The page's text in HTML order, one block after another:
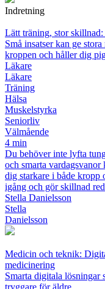
Indretning
Lätt träning, stor
Små insatser kan ge
kroppen och håller dig
Läkare
Läkare
Träning
Hälsa
Muskelstyrka
Seniorliv
Välmående
4 min
Du behöver inte lyfta
och smarta
dig starkare i både kropp
igång och gör skillnad
Stella Danielsson
Stella
Danielsson
Medicin och teknik:
medicinering
Smarta digitala lösningar